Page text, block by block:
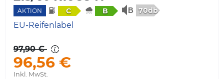
AKTION C B 70db
EU-Reifenlabel
97,90 €
96,56 €
Inkl. MwSt.